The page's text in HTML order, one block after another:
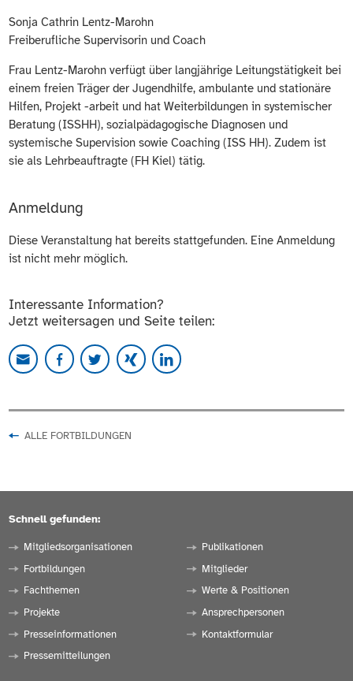
Sonja Cathrin Lentz-Marohn
Freiberufliche Supervisorin und Coach
Frau Lentz-Marohn verfügt über langjährige Leitungstätigkeit bei
einem freien Träger der Jugendhilfe, ambulante und stationäre
Hilfen, Projekt -arbeit und hat Weiterbildungen in systemischer
Beratung (ISSHH), sozialpädagogische Diagnosen und
systemische Supervision sowie Coaching (ISS HH). Zudem ist
sie als Lehrbeauftragte (FH Kiel) tätig.
Anmeldung
Diese Veranstaltung hat bereits stattgefunden. Eine Anmeldung
ist nicht mehr möglich.
Interessante Information?
Jetzt weitersagen und Seite teilen:
ALLE FORTBILDUNGEN
Schnell gefunden:
Mitgliedsorganisationen
Fortbildungen
Fachthemen
Projekte
Presseinformationen
Pressemitteilungen
Publikationen
Mitglieder
Werte & Positionen
Ansprechpersonen
Kontaktformular